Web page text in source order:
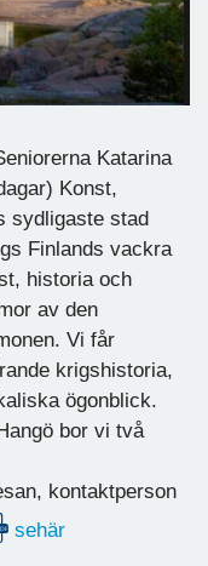
Katarina
Konst,
sydligaste stad
Finlands vackra
historia och
av den
Vi får
krigshistoria,
ögonblick.
bor vi två
kontaktperson
sehär